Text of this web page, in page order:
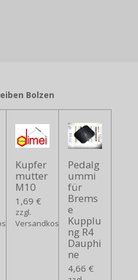
Bolzen
Kupfer
mutter
M10
1,69 €
zzgl.
Versandkosten
Pedalg
ummi
für
Brems
e
Kupplu
ng R4
Dauphi
ne
4,66 €